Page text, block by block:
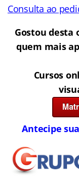
Consulta ao
Gostou desta
quem mais
Cursos
Antecipe